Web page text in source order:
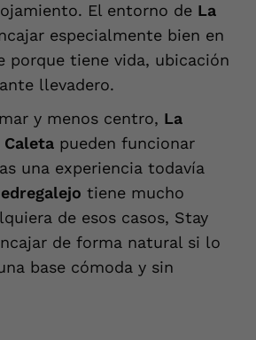
El entorno de La
especialmente bien en
porque tiene vida, ubicación
llevadero.
y menos centro, La
Caleta pueden funcionar
una experiencia todavía
tiene mucho
de esos casos, Stay
de forma natural si lo
base cómoda y sin